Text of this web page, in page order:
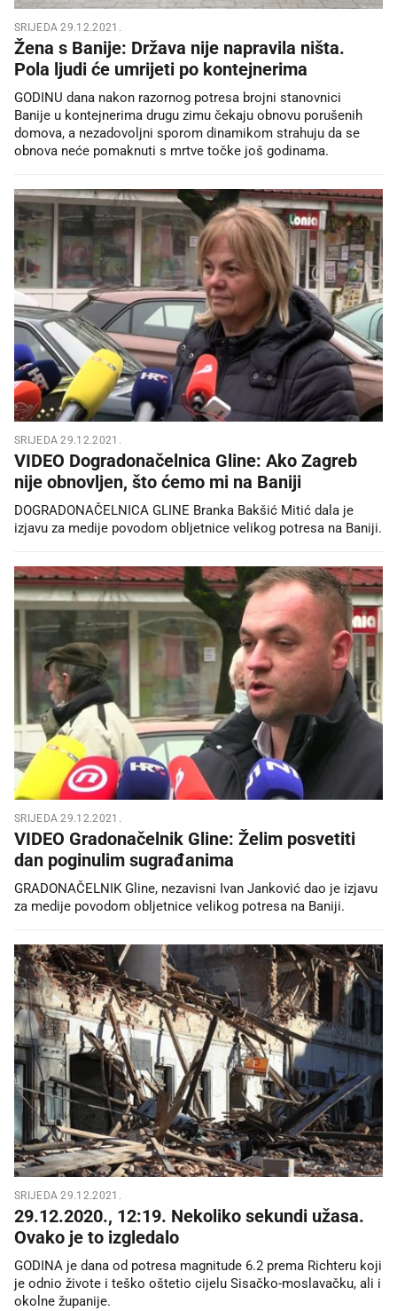
SRIJEDA 29.12.2021.
Žena s Banije: Država nije napravila ništa.
Pola ljudi će umrijeti po kontejnerima
GODINU dana nakon razornog potresa brojni stanovnici
Banije u kontejnerima drugu zimu čekaju obnovu porušenih
domova, a nezadovoljni sporom dinamikom strahuju da se
obnova neće pomaknuti s mrtve točke još godinama.
SRIJEDA 29.12.2021.
VIDEO Dogradonačelnica Gline: Ako Zagreb
nije obnovljen, što ćemo mi na Baniji
DOGRADONAČELNICA GLINE Branka Bakšić Mitić dala je
izjavu za medije povodom obljetnice velikog potresa na Baniji.
SRIJEDA 29.12.2021.
VIDEO Gradonačelnik Gline: Želim posvetiti
dan poginulim sugrađanima
GRADONAČELNIK Gline, nezavisni Ivan Janković dao je izjavu
za medije povodom obljetnice velikog potresa na Baniji.
SRIJEDA 29.12.2021.
29.12.2020., 12:19. Nekoliko sekundi užasa.
Ovako je to izgledalo
GODINA je dana od potresa magnitude 6.2 prema Richteru koji
je odnio živote i teško oštetio cijelu Sisačko-moslavačku, ali i
okolne županije.